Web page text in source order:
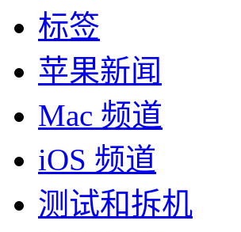
标签
苹果新闻
Mac 频道
iOS 频道
测试和拆机